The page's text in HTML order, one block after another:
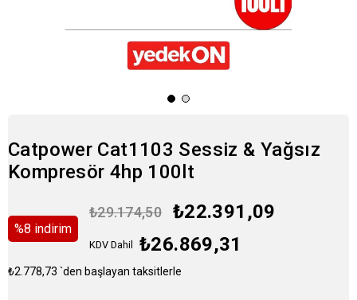
Catpower Cat1103 Sessiz & Yağsız
Kompresör 4hp 100lt
%8 i̇ndirim
₺29.174,50 ₺22.391,09
KDV Dahil ₺26.869,31
₺2.778,73 `den başlayan taksitlerle